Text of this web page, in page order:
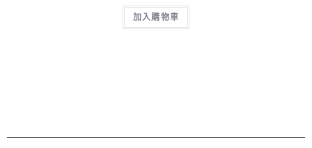
加入購物車